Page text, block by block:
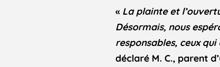
« La plainte et
Désormais, nous
responsables, ceux
déclaré M. C., parent